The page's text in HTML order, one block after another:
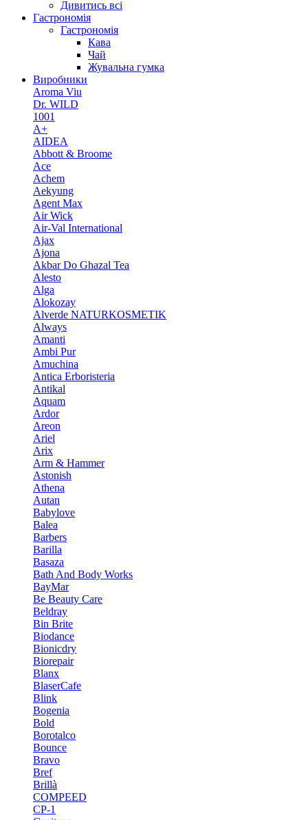
Дивитись всі
Гастрономія
Гастрономія
Кава
Чай
Жувальна гумка
Виробники
Aroma Viu
Dr. WILD
1001
A+
AIDEA
Abbott & Broome
Ace
Achem
Aekyung
Agent Max
Air Wick
Air-Val International
Ajax
Ajona
Akbar Do Ghazal Tea
Alesto
Alga
Alokozay
Alverde NATURKOSMETIK
Always
Amanti
Ambi Pur
Amuchina
Antica Erboristeria
Antikal
Aquam
Ardor
Areon
Ariel
Arix
Arm & Hammer
Astonish
Athena
Autan
Babylove
Balea
Barbers
Barilla
Basaza
Bath And Body Works
BayMar
Be Beauty Care
Beldray
Bin Brite
Biodance
Bionicdry
Biorepair
Blanx
BlaserCafe
Blink
Bogenia
Bold
Borotalco
Bounce
Bravo
Bref
Brillà
COMPEED
CP-1